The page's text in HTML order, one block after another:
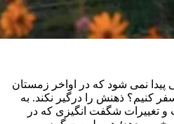
پیدا نمی شود که در اواخر زمستان
کنیم؟ ذهنش را درگیر نکند. به
تغییرات شگفت انگیزی که در